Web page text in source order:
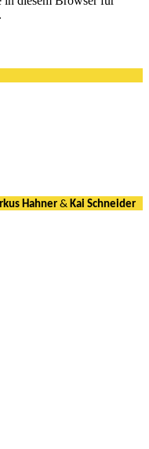
Hahner & Kai Schneider